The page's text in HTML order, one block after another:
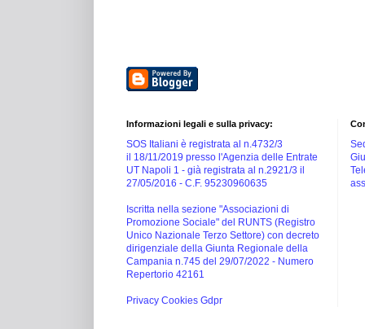
Informazioni legali e sulla privacy:
SOS Italiani è registrata al n.4732/3
il 18/11/2019 presso l'Agenzia delle Entrate
UT Napoli 1 - già registrata al n.2921/3 il
27/05/2016 - C.F. 95230960635
Iscritta nella sezione "Associazioni di
Promozione Sociale" del RUNTS (Registro
Unico Nazionale Terzo Settore) con decreto
dirigenziale della Giunta Regionale della
Campania n.745 del 29/07/2022 - Numero
Repertorio 42161
Privacy Cookies Gdpr